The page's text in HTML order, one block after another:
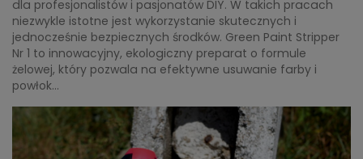
dla profesjonalistów i pasjonatów DIY. W takich pracach
niezwykle istotne jest wykorzystanie skutecznych i
jednocześnie bezpiecznych środków. Green Paint Stripper
Nr 1 to innowacyjny, ekologiczny preparat o formule
żelowej, który pozwala na efektywne usuwanie farby i
powłok...